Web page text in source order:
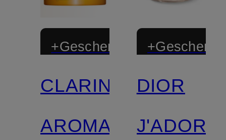
+Geschenk
Zertifiziert
CLARINS
AROMA
+Geschenk
DIOR
J'ADORE